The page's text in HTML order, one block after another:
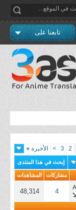
تابعنا على
2
3
> الأخيرة »
إبحث في هذا المنتدى
مشاركات المشاهدات
4
48,314